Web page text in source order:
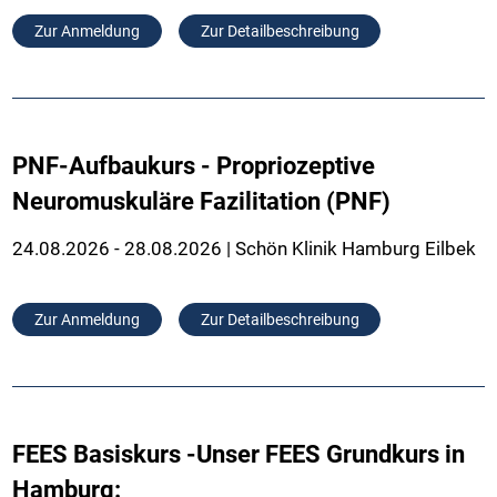
Zur Anmeldung Zur Detailbeschreibung
PNF-Aufbaukurs - Propriozeptive
Neuromuskuläre Fazilitation (PNF)
24.08.2026 - 28.08.2026 | Schön Klinik Hamburg Eilbek
Zur Anmeldung Zur Detailbeschreibung
FEES Basiskurs -Unser FEES Grundkurs in
Hamburg: